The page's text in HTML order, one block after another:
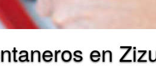
en